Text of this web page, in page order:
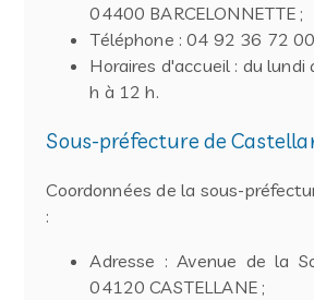
04400 BARCELONNETTE ;
Téléphone : 04 92 36 72
Horaires d'accueil : du lundi
h à 12 h.
Sous-préfecture de
Coordonnées de la sous-
:
Adresse : Avenue de la
04120 CASTELLANE ;